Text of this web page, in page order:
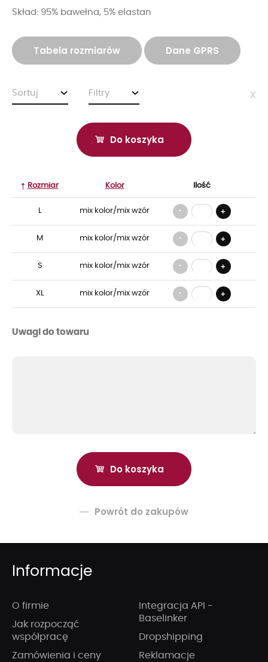
Skład: 95% bawełna, 5% elastan
Tabela rozmiarów Dane GPRS
Sortuj Filtry x
Do koszyka
Rozmiar Kolor Ilość
L mix kolor/mix wzór - +
M mix kolor/mix wzór - +
S mix kolor/mix wzór - +
XL mix kolor/mix wzór - +
Uwagi do towaru
Powrót do zakupów
Informacje
O firmie
Jak rozpocząć
współpracę
Zamówienia i ceny
Integracja API -
Baselinker
Dropshipping
Reklamacje